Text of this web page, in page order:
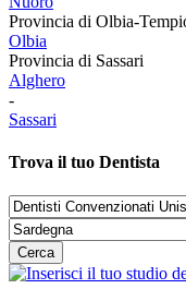
Provincia di Olbia-
Olbia
Provincia di Sassari
Alghero
-
Sassari
Trova il tuo Dentista